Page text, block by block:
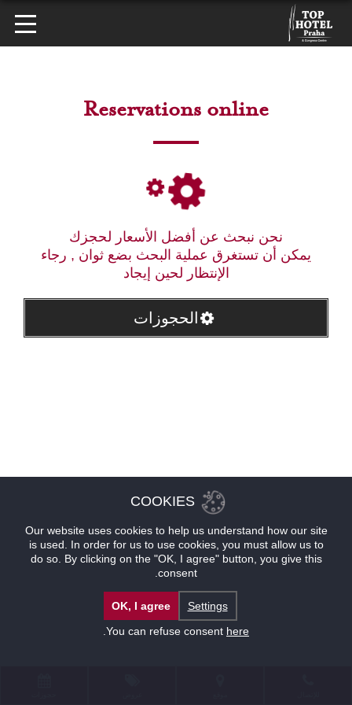
Reservations online
نحن نبحث عن أفضل الأسعار لحجزك
يمكن أن تستغرق عملية البحث بضع ثوان , رجاء
الإنتظار لحين إيجاد
الحجوزات
COOKIES
Our website uses cookies to help us understand how our site
is used. In order for us to use cookies, you must allow us to
do so. By clicking on the "OK, I agree" button, you give this
consent.
Settings
OK, I agree
You can refuse consent here
.